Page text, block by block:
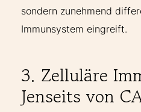
sondern zunehmend
Immunsystem eingreift.
3. Zelluläre
Jenseits von